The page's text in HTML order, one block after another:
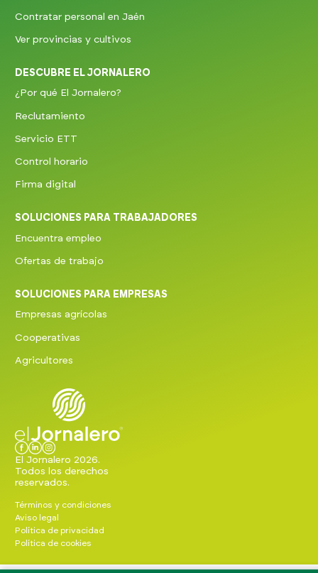
Contratar personal en Jaén
Ver provincias y cultivos
DESCUBRE EL JORNALERO
¿Por qué El Jornalero?
Reclutamiento
Servicio ETT
Control horario
Firma digital
SOLUCIONES PARA TRABAJADORES
Encuentra empleo
Ofertas de trabajo
SOLUCIONES PARA EMPRESAS
Empresas agrícolas
Cooperativas
Agricultores
El Jornalero 2026.
Todos los derechos
reservados.
Términos y condiciones
Aviso legal
Política de privacidad
Política de cookies